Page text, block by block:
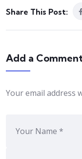
Share This Post:
Add a
Your email address